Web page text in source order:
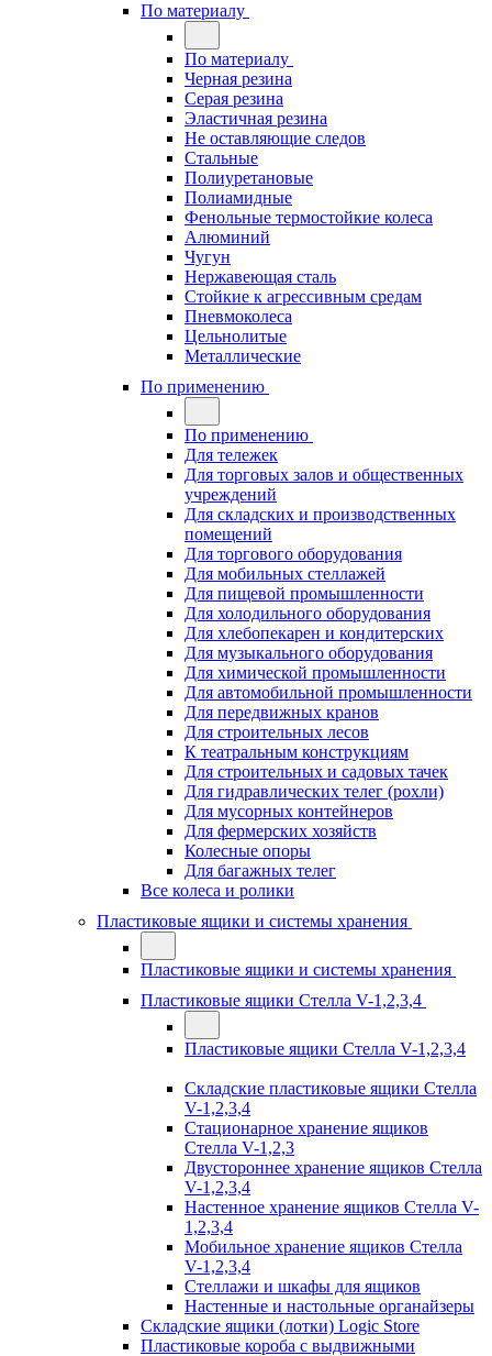
По материалу
По материалу
Черная резина
Серая резина
Эластичная резина
Не оставляющие следов
Стальные
Полиуретановые
Полиамидные
Фенольные термостойкие колеса
Алюминий
Чугун
Нержавеющая сталь
Стойкие к агрессивным средам
Пневмоколеса
Цельнолитые
Металлические
По применению
По применению
Для тележек
Для торговых залов и общественных
учреждений
Для складских и производственных
помещений
Для торгового оборудования
Для мобильных стеллажей
Для пищевой промышленности
Для холодильного оборудования
Для хлебопекарен и кондитерских
Для музыкального оборудования
Для химической промышленности
Для автомобильной промышленности
Для передвижных кранов
Для строительных лесов
К театральным конструкциям
Для строительных и садовых тачек
Для гидравлических телег (рохли)
Для мусорных контейнеров
Для фермерских хозяйств
Колесные опоры
Для багажных телег
Все колеса и ролики
Пластиковые ящики и системы хранения
Пластиковые ящики и системы хранения
Пластиковые ящики Стелла V-1,2,3,4
Пластиковые ящики Стелла V-1,2,3,4
Складские пластиковые ящики Стелла
V-1,2,3,4
Стационарное хранение ящиков
Стелла V-1,2,3
Двустороннее хранение ящиков Стелла
V-1,2,3,4
Настенное хранение ящиков Стелла V-
1,2,3,4
Мобильное хранение ящиков Стелла
V-1,2,3,4
Стеллажи и шкафы для ящиков
Настенные и настольные органайзеры
Складские ящики (лотки) Logiс Store
Пластиковые короба с выдвижными